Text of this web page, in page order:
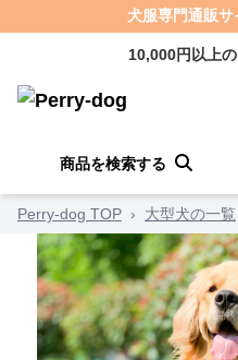
犬服専門通販
10,000円以上
商品を検索する
Perry-dog TOP › 大型犬の一覧